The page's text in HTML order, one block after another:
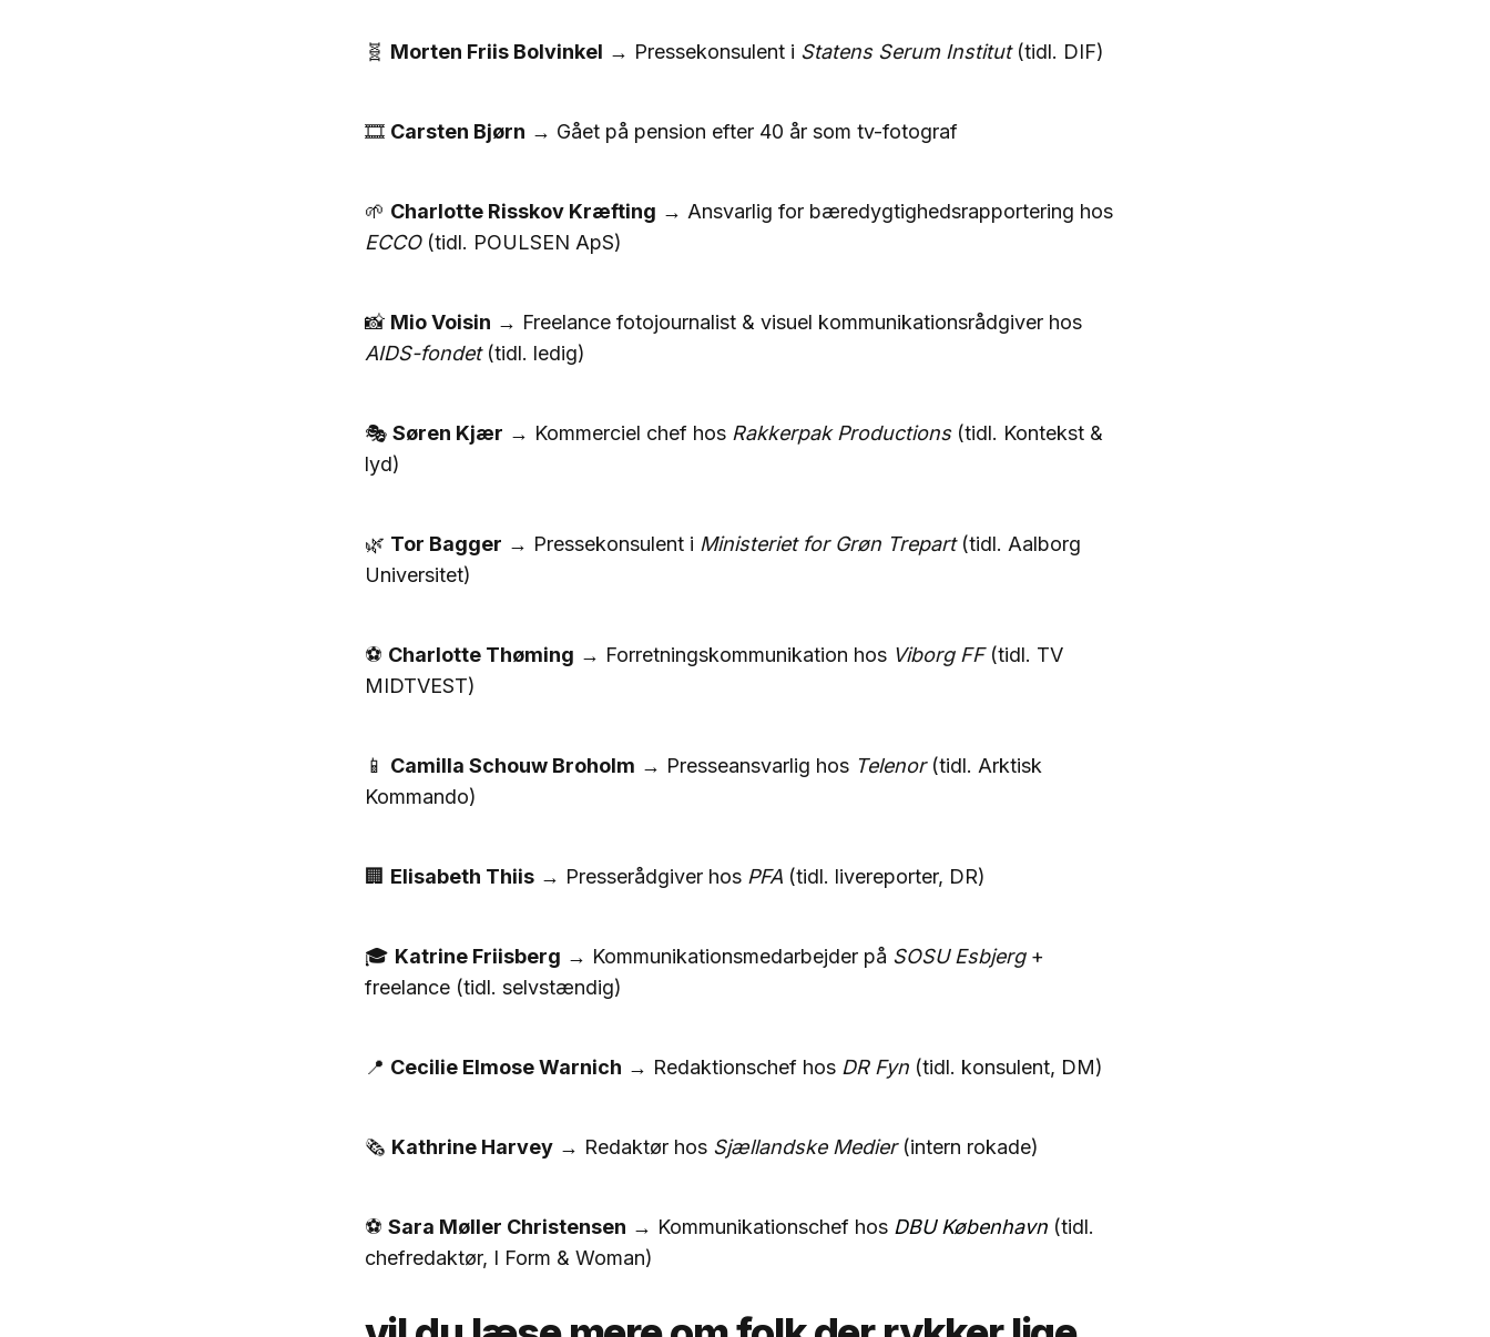
🧬 Morten Friis Bolvinkel → Pressekonsulent i Statens Serum Institut(tidl. DIF)
🎞️ Carsten Bjørn → Gået på pension efter 40 år som tv-fotograf
🌱 Charlotte Risskov Kræfting → Ansvarlig for bæredygtighedsrapportering hos
ECCO(tidl. POULSEN ApS)
📸 Mio Voisin → Freelance fotojournalist & visuel kommunikationsrådgiver hos
AIDS-fondet(tidl. ledig)
🎭 Søren Kjær → Kommerciel chef hos Rakkerpak Productions(tidl. Kontekst &
lyd)
🌿 Tor Bagger → Pressekonsulent i Ministeriet for Grøn Trepart(tidl. Aalborg
Universitet)
⚽ Charlotte Thøming → Forretningskommunikation hos Viborg FF(tidl. TV
MIDTVEST)
📱 Camilla Schouw Broholm → Presseansvarlig hos Telenor(tidl. Arktisk
Kommando)
🏢 Elisabeth Thiis→ Presserådgiver hos PFA(tidl. livereporter, DR)
🎓 Katrine Friisberg → Kommunikationsmedarbejder på SOSU Esbjerg+
freelance (tidl. selvstændig)
📍 Cecilie Elmose Warnich → Redaktionschef hos DR Fyn(tidl. konsulent, DM)
🗞️ Kathrine Harvey→ Redaktør hos Sjællandske Medier(intern rokade)
⚽ Sara Møller Christensen → Kommunikationschef hos DBU København(tidl.
chefredaktør, I Form & Woman)